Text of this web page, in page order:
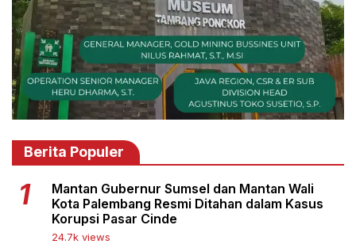
Berita Populer
Mantan Gubernur Sumsel dan Mantan Wali
Kota Palembang Resmi Ditahan dalam Kasus
Korupsi Pasar Cinde
24.7k views